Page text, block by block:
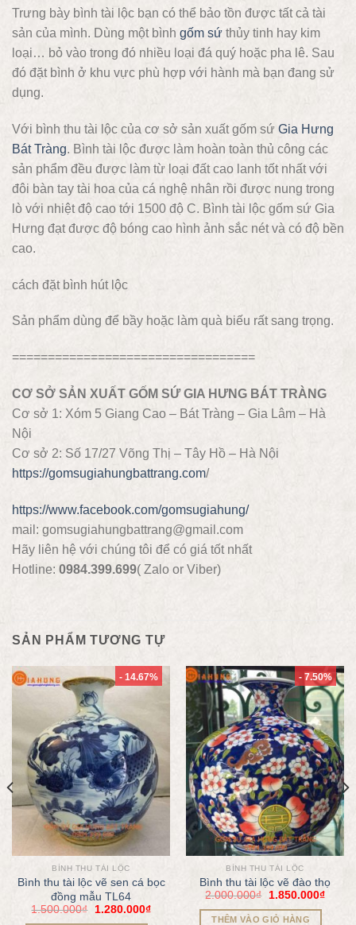
Trưng bày bình tài lộc bạn có thể bảo tồn được tất cả tài
sản của mình. Dùng một bình gốm sứ thủy tinh hay kim
loại… bỏ vào trong đó nhiều loại đá quý hoặc pha lê. Sau
đó đặt bình ở khu vực phù hợp với hành mà bạn đang sử
dụng.
Với bình thu tài lộc của cơ sở sản xuất gốm sứ Gia Hưng
Bát Tràng. Bình tài lộc được làm hoàn toàn thủ công các
sản phẩm đều được làm từ loại đất cao lanh tốt nhất với
đôi bàn tay tài hoa của cá nghệ nhân rồi được nung trong
lò với nhiệt độ cao tới 1500 độ C. Bình tài lộc gốm sứ Gia
Hưng đạt được độ bóng cao hình ảnh sắc nét và có độ bền
cao.
cách đặt bình hút lộc
Sản phẩm dùng để bầy hoặc làm quà biếu rất sang trọng.
==================================
CƠ SỞ SẢN XUẤT GỐM SỨ GIA HƯNG BÁT TRÀNG
Cơ sở 1: Xóm 5 Giang Cao – Bát Tràng – Gia Lâm – Hà
Nội
Cơ sở 2: Số 17/27 Võng Thị – Tây Hồ – Hà Nội
https://gomsugiahungbattrang.com/
https://www.facebook.com/gomsugiahung/
mail: gomsugiahungbattrang@gmail.com
Hãy liên hệ với chúng tôi để có giá tốt nhất
Hotline: 0984.399.699( Zalo or Viber)
SẢN PHẨM TƯƠNG TỰ
- 14.67%
BÌNH THU TÀI LỘC
Bình thu tài lộc vẽ sen cá bọc
đồng mẫu TL64
1.500.000₫ 1.280.000₫
- 7.50%
BÌNH THU TÀI LỘC
Bình thu tài lộc vẽ đào thọ
2.000.000₫ 1.850.000₫
THÊM VÀO GIỎ HÀNG